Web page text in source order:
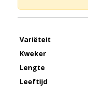
Variëteit
Kweker
Lengte
Leeftijd